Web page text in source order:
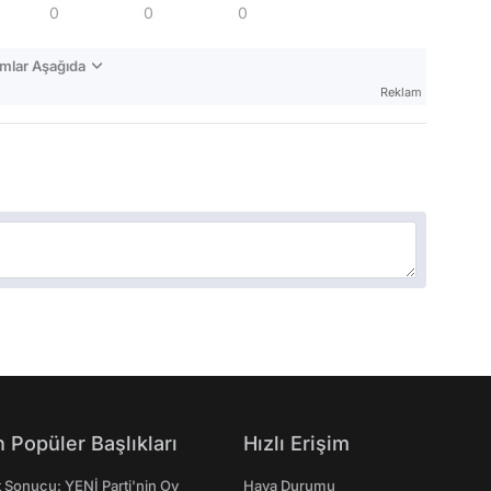
0 0 0
Aşağıda
Reklam
Popüler Başlıkları
Sonucu: YENİ Parti'nin Oy
Hızlı Erişim
Hava Durumu